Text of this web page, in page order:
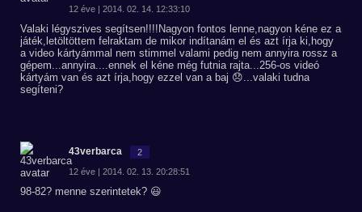
12 éve | 2014. 02. 14. 12:33:10
Valaki légyszives segítsen!!!!Nagyon fontos lenne,nagyon kéne ez a
játék,letöltöttem felraktam de mikor indítanám el és azt írja ki,hogy
a video kártyámmal nem stimmel valami pedig nem annyira rossz a
gépem...annyira....ennek el kéne még futnia rajta...256-os videó
kártyám van és azt írja,hogy ezzel van a baj 😞...valaki tudna
segíteni?
43verbarca 2
12 éve | 2014. 02. 13. 20:28:51
98-82? menne szerintetek? 😃